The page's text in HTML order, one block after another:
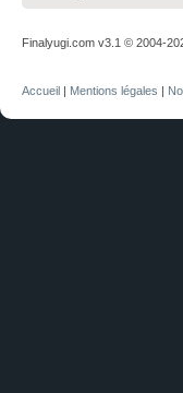
Finalyugi.com v3.1 © 2004-
Accueil Mentions légales